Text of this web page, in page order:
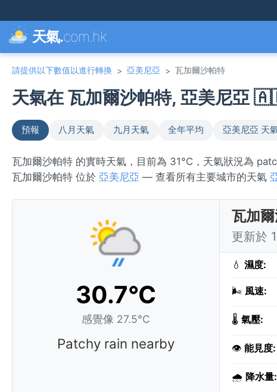
天氣.com.hk
請提供以下數值以進行轉換 > 亞美尼亞 > 瓦加爾沙帕特
天氣在 瓦加爾沙帕特, 亞美尼亞
預報 八月天氣 九月天氣 全年平均 亞美尼亞 天
瓦加爾沙帕特 的實時天氣，目前為 31°C，天氣狀況為
瓦加爾沙帕特 位於 亞美尼亞 — 查看所有主要城市的天氣
30.7°C
感覺像 27.5°C
Patchy rain nearby
瓦加
更新於
💧 濕度:
🌬️ 風速:
🌡️ 氣壓:
👁️ 能見度:
🌧️ 降水量: